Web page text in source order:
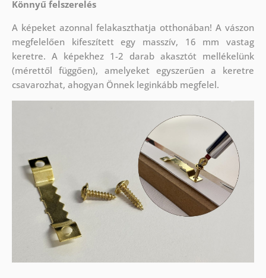
Könnyű felszerelés
A képeket azonnal felakaszthatja otthonában! A vászon
megfelelően kifeszített egy masszív, 16 mm vastag
keretre. A képekhez 1-2 darab akasztót mellékelünk
(mérettől függően), amelyeket egyszerűen a keretre
csavarozhat, ahogyan Önnek leginkább megfelel.